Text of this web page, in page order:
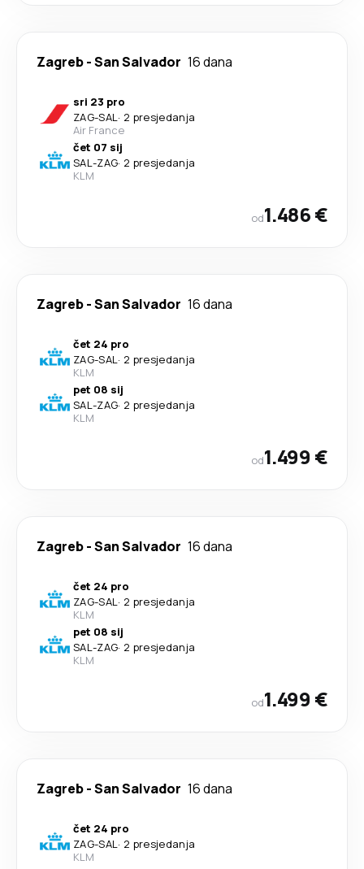
Zagreb-San Salvador 16 dana
sri 23 pro
ZAG-SAL· 2 presjedanja
Air France
čet 07 sij
SAL-ZAG· 2 presjedanja
KLM
od1.486 €
Zagreb-San Salvador 16 dana
čet 24 pro
ZAG-SAL· 2 presjedanja
KLM
pet 08 sij
SAL-ZAG· 2 presjedanja
KLM
od1.499 €
Zagreb-San Salvador 16 dana
čet 24 pro
ZAG-SAL· 2 presjedanja
KLM
pet 08 sij
SAL-ZAG· 2 presjedanja
KLM
od1.499 €
Zagreb-San Salvador 16 dana
čet 24 pro
ZAG-SAL· 2 presjedanja
KLM